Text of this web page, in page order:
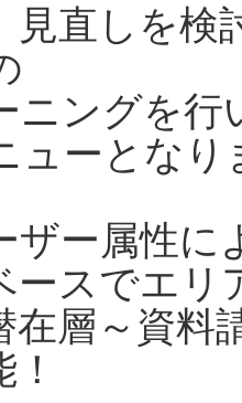
見直しを検
ニングを行
ューとなり
ザー属性
ースでエ
在層～資